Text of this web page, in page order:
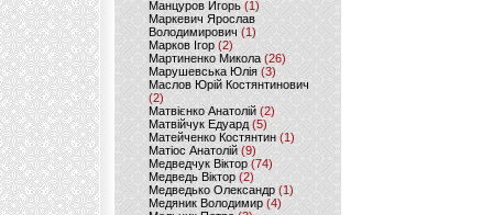
Манцуров Игорь (1)
Маркевич Ярослав
Володимирович (1)
Марков Ігор (2)
Мартиненко Микола (26)
Марушевська Юлія (3)
Маслов Юрій Костянтинович
(2)
Матвієнко Анатолій (2)
Матвійчук Едуард(5)
Матейченко Костянтин (1)
Матіос Анатолій (9)
Медведчук Віктор(74)
Медведь Віктор (2)
Медведько Олександр (1)
Медяник Володимир(4)